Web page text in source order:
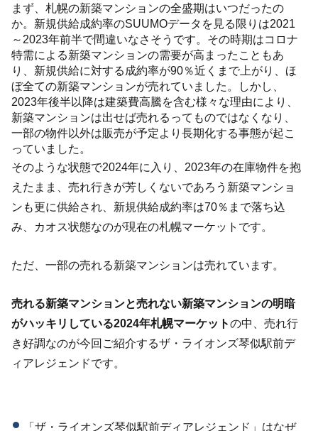
まず、札幌の新築マンションの全盛期はいつだったの
か。新規供給成約率のSUUMOデータを見る限りは2021
～2023年前半で間違いなさそうです。その時期はコロナ
特需による新築マンションの需要が高まったこともあ
り、新規供給に対する成約率が90％近くまで上がり、ほ
ぼ全ての新築マンションが売れていました。しかし、
2023年後半以降は建築費高騰を含む様々な理由により、
新築マンションは出せば売れるってものではなくなり、
一部の物件以外は販売が予定より長期化する事態が起こ
っていました。
そのような状態で2024年に入り、2023年の在庫物件を抱
えたまま、売れ行きが芳しくないであろう新築マンショ
ンも更に供給され、新規供給成約率は70％まで落ち込
み、カオス状態なのが現在の札幌マーケットです。
ただ、一部の売れる新築マンションは売れています。
売れる新築マンションと売れない新築マンションの明暗
がハッキリしている2024年札幌マーケットの中、売れ行
き好調なのが今回ご紹介するザ・ライオンズ琴似駅前デ
ィアレジェンドです。
「ザ・ライオンズ琴似駅前ディアレジェンド」はなぜ